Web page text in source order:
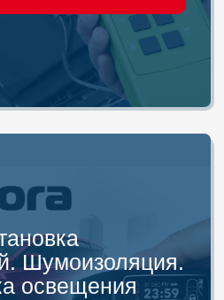
Шумоизоляция.
освещения